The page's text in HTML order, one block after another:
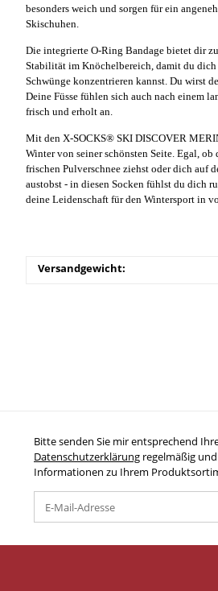
besonders weich und sorgen für ein
Skischuhen.
Die integrierte O-Ring Bandage bietet dir
Stabilität im Knöchelbereich, damit du
Schwünge konzentrieren kannst. Du wirst
Deine Füsse fühlen sich auch nach einem
frisch und erholt an.
Mit den X-SOCKS® SKI DISCOVER
Winter von seiner schönsten Seite. Egal, ob
frischen Pulverschnee ziehst oder dich auf
austobst - in diesen Socken fühlst du dich
deine Leidenschaft für den Wintersport in
Versandgewicht:
Bitte senden Sie mir entsprechend
Datenschutzerklärung regelmäßig
Informationen zu Ihrem